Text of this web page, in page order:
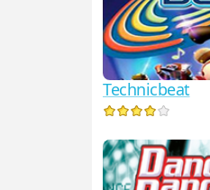
Technicbeat